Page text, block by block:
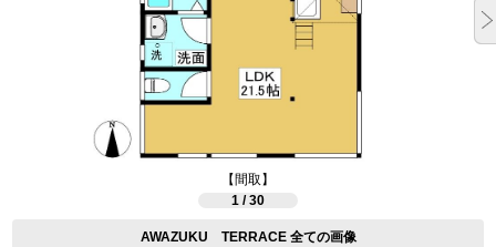
【間取】
1 / 30
AWAZUKU TERRACE 全ての画像